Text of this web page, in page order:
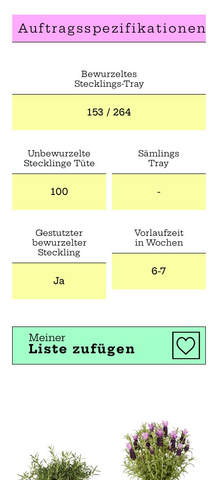
Auftragsspezifikationen
Bewurzeltes
Stecklings-Tray
153 / 264
Unbewurzelte
Stecklinge Tüte
100
Sämlings
Tray
-
Gestutzter
bewurzelter
Steckling
Ja
Vorlaufzeit
in Wochen
6-7
Meiner
Liste zufügen